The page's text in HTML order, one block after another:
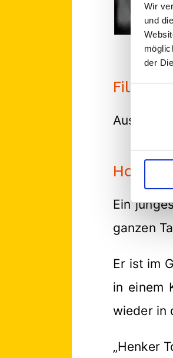
Wir
und
der
Ein
ganzen
Er ist im
in einem
wieder in
„Henker